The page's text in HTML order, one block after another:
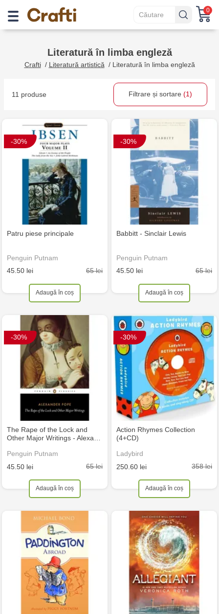
0
Literatură în limba engleză
Crafti/ Literatură artistică / Literatură în limba engleză
11 produse Filtrare și sortare (1)
-30%
Patru piese principale
Penguin Putnam
45.50 lei
65 lei
Adaugă în coș
-30%
Babbitt - Sinclair Lewis
Penguin Putnam
45.50 lei
65 lei
Adaugă în coș
-30%
The Rape of the Lock and
Other Major Writings - Alexa…
Penguin Putnam
45.50 lei
65 lei
Adaugă în coș
-30%
Action Rhymes Collection
(4+CD)
Ladybird
250.60 lei
358 lei
Adaugă în coș